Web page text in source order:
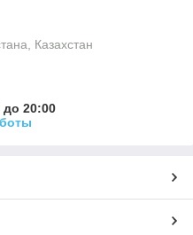
Казахстан
до 20:00